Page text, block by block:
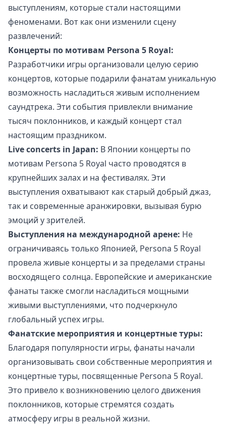
выступлениям, которые стали настоящими
феноменами. Вот как они изменили сцену
развлечений:
Концерты по мотивам Persona 5 Royal:
Разработчики игры организовали целую серию
концертов, которые подарили фанатам уникальную
возможность насладиться живым исполнением
саундтрека. Эти события привлекли внимание
тысяч поклонников, и каждый концерт стал
настоящим праздником.
Live concerts in Japan: В Японии концерты по
мотивам Persona 5 Royal часто проводятся в
крупнейших залах и на фестивалях. Эти
выступления охватывают как старый добрый джаз,
так и современные аранжировки, вызывая бурю
эмоций у зрителей.
Выступления на международной арене: Не
ограничиваясь только Японией, Persona 5 Royal
провела живые концерты и за пределами страны
восходящего солнца. Европейские и американские
фанаты также смогли насладиться мощными
живыми выступлениями, что подчеркнуло
глобальный успех игры.
Фанатские мероприятия и концертные туры:
Благодаря популярности игры, фанаты начали
организовывать свои собственные мероприятия и
концертные туры, посвященные Persona 5 Royal.
Это привело к возникновению целого движения
поклонников, которые стремятся создать
атмосферу игры в реальной жизни.